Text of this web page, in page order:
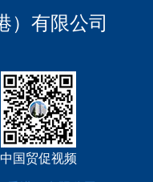
Bestimmungen zur
）有限公司
中国贸促视频